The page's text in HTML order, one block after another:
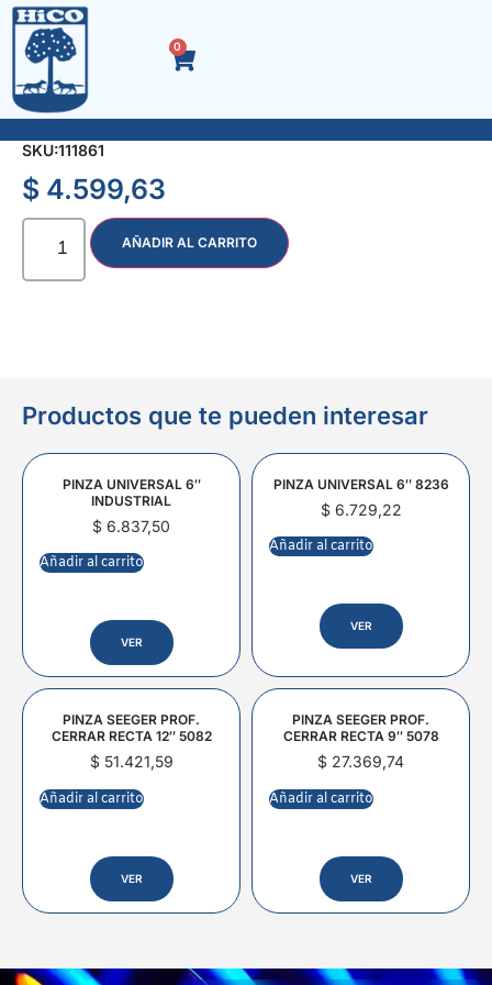
0
LIMPIA METALES x 150 gr. MAX2000
SKU:111861
$ 4.599,63
AÑADIR AL CARRITO
Productos que te pueden interesar
PINZA UNIVERSAL 6″
INDUSTRIAL
$ 6.837,50
Añadir al carrito
VER
PINZA UNIVERSAL 6″ 8236
$6.729,22
Añadir al carrito
VER
PINZA SEEGER PROF.
CERRAR RECTA 12″ 5082
$51.421,59
Añadir al carrito
VER
PINZA SEEGER PROF.
CERRAR RECTA 9″ 5078
$ 27.369,74
Añadir al carrito
VER